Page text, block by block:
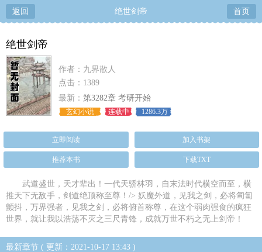
返回 绝世剑帝 首页
绝世剑帝
作者：九界散人
点击：1389
最新： 第3282章 考研开始
玄幻小说 连载中 1286.3万
立即阅读 加入书架
推荐本书 下载TXT
武道盛世，天才辈出！一代天骄林羽，自末法时代横空而至，横
推天下无敌手，剑道绝顶称至尊！/> 妖魔外道，见我之剑，必将匍匐
颤抖，万界强者，见我之剑，必将俯首称尊，在这个弱肉强食的疯狂
世界，就让我以浩荡不灭之三尺青锋，成就万世不朽之无上剑帝！
最新章节 ( 更新：2021-10-17 13:43 )